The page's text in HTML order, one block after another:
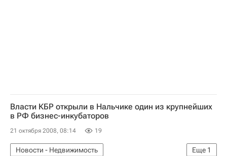
Власти КБР открыли в Нальчике один из крупнейших
в РФ бизнес-инкубаторов
21 октября 2008, 08:14 19
Еще 1
Новости - Недвижимость